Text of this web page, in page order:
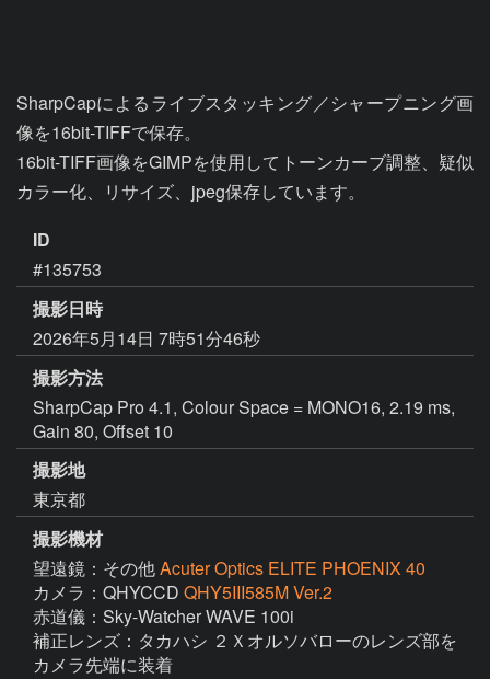
SharpCapによるライブスタッキング／シャープニング画
像を16bit-TIFFで保存。
16bit-TIFF画像をGIMPを使用してトーンカーブ調整、疑似
カラー化、リサイズ、jpeg保存しています。
ID
#135753
撮影日時
2026年5月14日 7時51分46秒
撮影方法
SharpCap Pro 4.1, Colour Space = MONO16, 2.19 ms,
Gain 80, Offset 10
撮影地
東京都
撮影機材
望遠鏡：その他Acuter Optics ELITE PHOENIX 40
カメラ：QHYCCD QHY5III585M Ver.2
赤道儀：Sky-Watcher WAVE 100i
補正レンズ：タカハシ ２Ｘオルソバローのレンズ部を
カメラ先端に装着